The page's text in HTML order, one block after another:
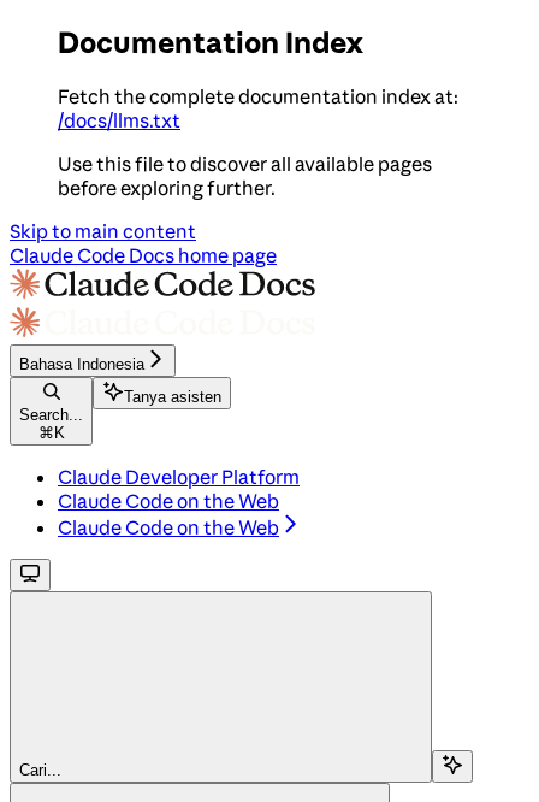
Documentation Index
Fetch the complete documentation index at:
/docs/llms.txt
Use this file to discover all available pages
before exploring further.
Skip to main content
Claude Code Docs home page
Bahasa Indonesia
Search...
⌘ K
Tanya asisten
Claude Developer Platform
Claude Code on the Web
Claude Code on the Web
Cari...